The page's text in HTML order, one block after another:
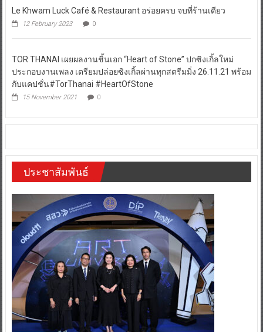
Le Khwam Luck Café & Restaurant อร่อยครบ จบที่ร้านเดียว
12 February 2023 0
TOR THANAI เผยผลงานชิ้นเอก “Heart of Stone” ปกซิงเกิ้ลใหม่
ประกอบงานเพลง เตรียมปล่อยซิงเกิ้ลผ่านทุกสตรีมมิ่ง 26.11.21 พร้อม
กับแคปชั่น#TorThanai #HeartOfStone
15 November 2021 0
ประชาสัมพันธ์